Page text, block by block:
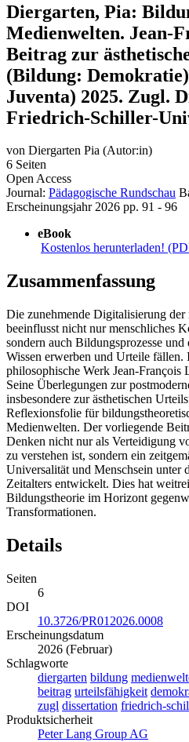
Diergarten, Pia:
Medienwelten. Jean-
Beitrag zur
(Bildung:
Juventa) 2025. Zugl.
Friedrich-Schiller-
von Diergarten Pia (Autor:in)
6 Seiten
Open Access
Journal: Pädagogische Rundschau
Erscheinungsjahr 2026 pp. 91 - 96
eBook
Kostenlos herunterladen!
Zusammenfassung
Die zunehmende Digitalisierung
beeinflusst nicht nur menschliches
sondern auch Bildungsprozesse
Wissen erwerben und Urteile
philosophische Werk Jean-François
Seine Überlegungen zur
insbesondere zur ästhetischen
Reflexionsfolie für
Medienwelten. Der vorliegende
Denken nicht nur als Verteidigung
zu verstehen ist, sondern ein
Universalität und Menschsein unter
Zeitalters entwickelt. Dies hat
Bildungstheorie im Horizont
Transformationen.
Details
Seiten
6
DOI
10.3726/PR012026.0008
Erscheinungsdatum
2026 (Februar)
Schlagworte
diergarten bildung
beitrag urteilsfähigkeit
zugl dissertation friedrich-
Produktsicherheit
Peter Lang Group AG